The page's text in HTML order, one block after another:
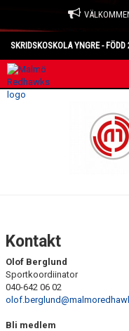
SKRIDSKOSKOLA YNGRE -
HEM
DOKUMENT
Kontakt
Olof Berglund
Sportkoordiinator
040-642 06 02
Bli medlem